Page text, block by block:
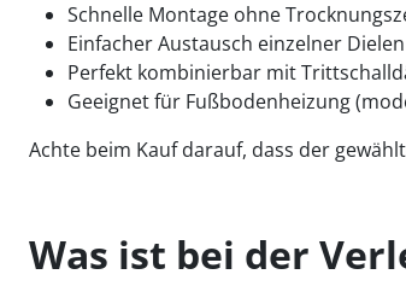
Schnelle Montage ohne
Einfacher Austausch einzelner
Perfekt kombinierbar mit
Geeignet für Fußbodenheizung
Achte beim Kauf darauf, dass der
Was ist bei der